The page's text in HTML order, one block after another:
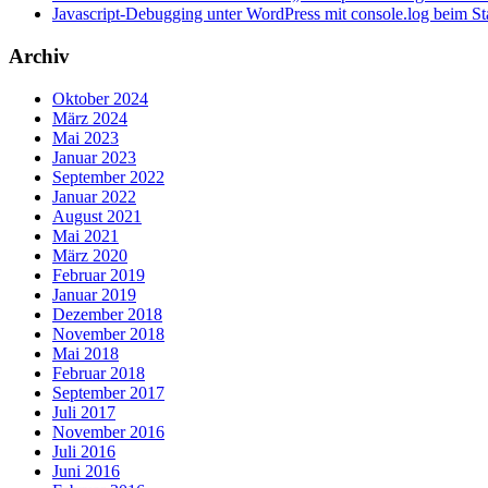
Javascript-Debugging unter WordPress mit console.log beim
Archiv
Oktober 2024
März 2024
Mai 2023
Januar 2023
September 2022
Januar 2022
August 2021
Mai 2021
März 2020
Februar 2019
Januar 2019
Dezember 2018
November 2018
Mai 2018
Februar 2018
September 2017
Juli 2017
November 2016
Juli 2016
Juni 2016